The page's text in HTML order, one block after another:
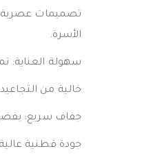
تصميمات عصرية
الأسرة.
سهولة العناية:
خالية من
جفاف سريع: بفضل
جودة قطنية